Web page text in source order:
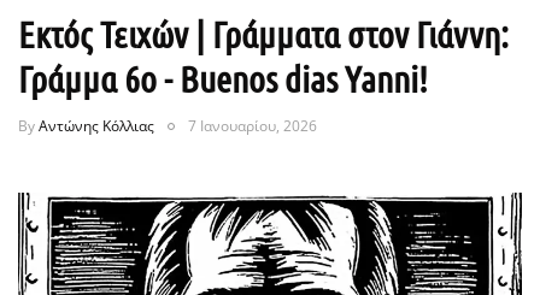
Εκτός Τειχών | Γράμματα στον Γιάννη:
Γράμμα 6ο - Buenos dias Yanni!
ByΑντώνης Κόλλιας 7 Ιανουαρίου, 2026